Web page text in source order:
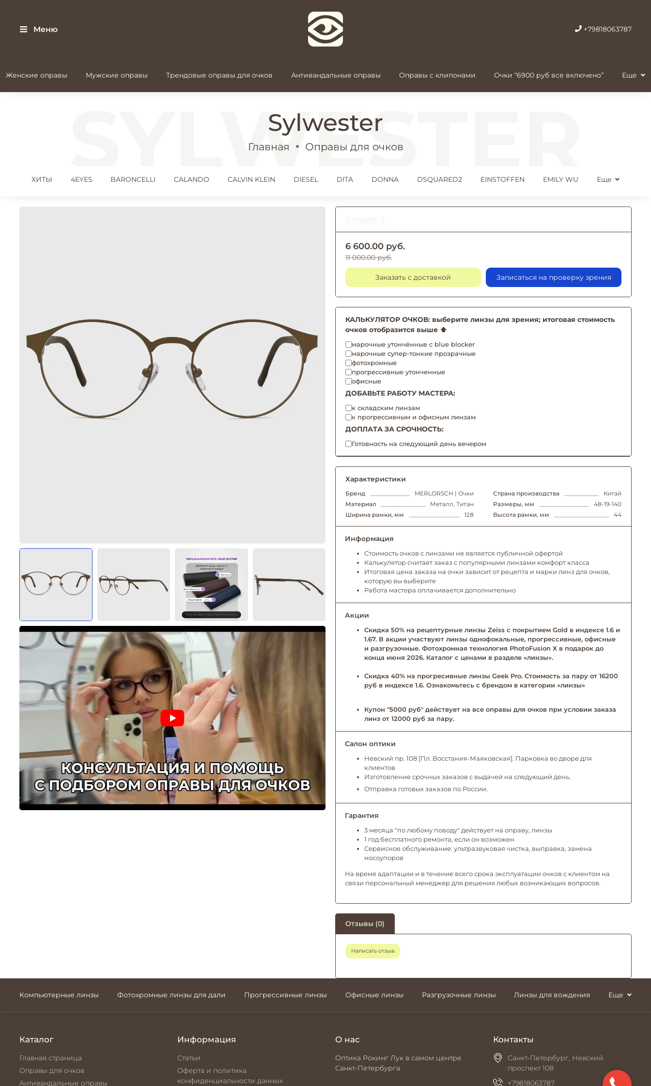
Меню +79818063787
Женские оправы Мужские оправы Трендовые оправы для очков Антивандальные оправы Оправы с клипонами Очки “6900 руб все включено” Еще
Sylwester
Главная Оправы для очков
ХИТЫ 4EYES BARONCELLI CALANDO CALVIN KLEIN DIESEL DITA DONNA DSQUARED2 EINSTOFFEN EMILY WU Еще
Отзывов: 0
6 600.00 руб.
11 000.00 руб.
Заказать с доставкой Записаться на проверку зрения
КАЛЬКУЛЯТОР ОЧКОВ: выберите линзы для зрения; итоговая стоимость
очков отобразится выше ⬆️
марочные утончённые с blue blocker
марочные супер-тонкие прозрачные
фотохромные
прогрессивные утонченные
офисные
ДОБАВЬТЕ РАБОТУ МАСТЕРА:
к складским линзам
к прогрессивным и офисным линзам
ДОПЛАТА ЗА СРОЧНОСТЬ:
Готовность на следующий день вечером
Характеристики
Бренд MERLORSCH | Очки Страна производства
Китай
Материал
Металл, Титан Размеры, мм
48-19-140
Ширина рамки, мм
128 Высота рамки, мм 44
Информация
Стоимость очков с линзами не является публичной офертой
Калькулятор считает заказ с популярными линзами комфорт класса
Итоговая цена заказа на очки зависит от рецепта и марки линз для очков,
которую вы выберите
Работа мастера оплачивается дополнительно
Акции
Скидка 50% на рецептурные линзы Zeiss с покрытием Gold в индексе 1.6 и
1.67. В акции участвуют линзы однофокальные, прогрессивные, офисные
и разгрузочные. Фотохромная технология PhotoFusion X в подарок до
конца июня 2026. Каталог с ценами в разделе «линзы».
Скидка 40% на прогресивные линзы Geek Pro. Стоимость за пару от 16200
руб в индексе 1.6. Ознакомьтесь с брендом в категории «линзы»
Купон "5000 руб" действует на все оправы для очков при условии заказа
линз от 12000 руб за пару.
Салон оптики
Невский пр. 108 [Пл. Восстания-Маяковская]. Парковка во дворе для
клиентов
Изготовление срочных заказов с выдачей на следующий день.
Отправка готовых заказов по России.
Гарантия
3 месяца "по любому поводу" действует на оправу, линзы
1 год бесплатного ремонта, если он возможен
Сервисное обслуживание: ультразвуковая чистка, выправка, замена
носоупоров
На время адаптации и в течение всего срока эксплуатации очков с клиентом на
связи персональный менеджер для решения любых возникающих вопросов.
Отзывы (0)
Написать отзыв
Компьютерные линзы Фотохромные линзы для дали Прогрессивные линзы Офисные линзы Разгрузочные линзы Линзы для вождения Еще
Каталог
Главная страница
Оправы для очков
Антивандальные оправы
Информация
Статьи
Оферта и политика
конфиденциальности данных
О нас
Оптика Рокинг Лук в самом центре
Санкт-Петербурга
Контакты
Санкт-Петербург, Невский
проспект 108
+79818063787